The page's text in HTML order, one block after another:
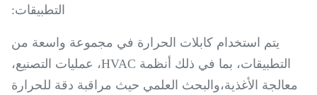
التطبيقات:
يتم استخدام كابلات الحرارة في مجموعة واسعة من
التطبيقات، بما في ذلك أنظمة HVAC، عمليات التصنيع،
معالجة الأغذية،والبحث العلمي حيث مراقبة دقة للحرارة